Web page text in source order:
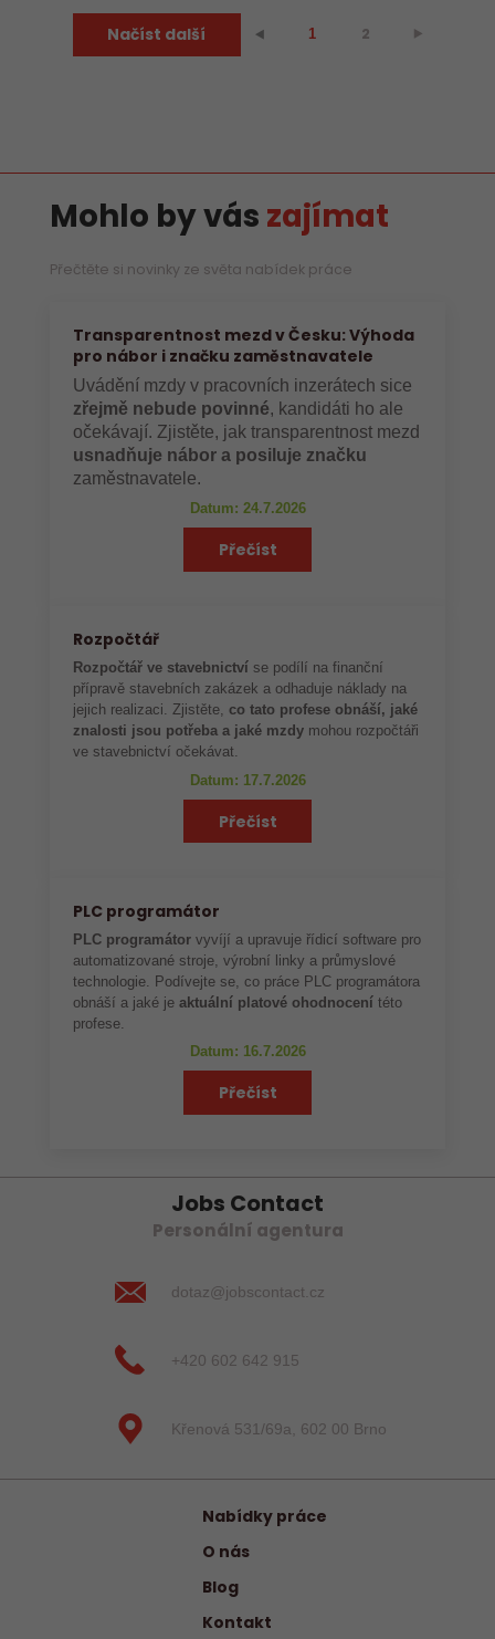
Načíst další ⯇ 1 2 ⯈
Mohlo by vás zajímat
Přečtěte si novinky ze světa nabídek práce
Transparentnost mezd v Česku: Výhoda
pro nábor i značku zaměstnavatele
Uvádění mzdy v pracovních inzerátech sice
zřejmě nebude povinné, kandidáti ho ale
očekávají. Zjistěte, jak transparentnost mezd
usnadňuje nábor a posiluje značku
zaměstnavatele.
Datum: 24.7.2026
Přečíst
Rozpočtář
Rozpočtář ve stavebnictví se podílí na finanční
přípravě stavebních zakázek a odhaduje náklady na
jejich realizaci. Zjistěte,co tato profese obnáší, jaké
znalosti jsou potřeba a jaké mzdy mohou rozpočtáři
ve stavebnictví očekávat.
Datum: 17.7.2026
Přečíst
PLC programátor
PLC programátor vyvíjí a upravuje řídicí software pro
automatizované stroje, výrobní linky a průmyslové
technologie. Podívejte se, co práce PLC programátora
obnáší a jaké je aktuální platové ohodnocení této
profese.
Datum: 16.7.2026
Přečíst
Jobs Contact
Personální agentura
dotaz@jobscontact.cz
+420 602 642 915
Křenová 531/69a, 602 00 Brno
Nabídky práce
O nás
Blog
Kontakt